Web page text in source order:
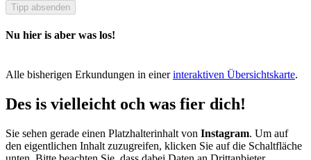
Tipp absenden
Nu hier is aber was los!
Alle bisherigen Erkundungen in einerinteraktiven Übersichtskarte.
Des is vielleicht och was fier dich!
Sie sehen gerade einen Platzhalterinhalt von Instagram. Um auf
den eigentlichen Inhalt zuzugreifen, klicken Sie auf die Schaltfläche